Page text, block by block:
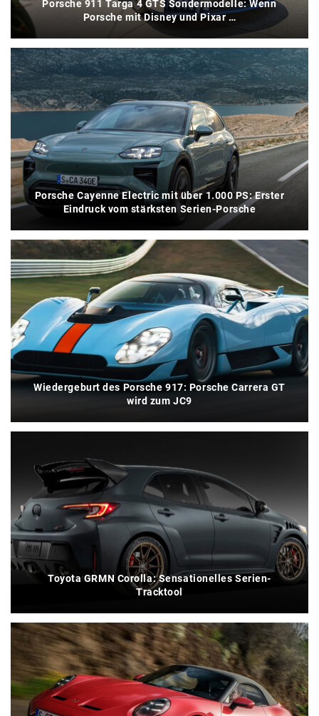
Porsche 911 Targa 4 GTS Sondermodelle: Wenn
Porsche mit Disney und Pixar …
Porsche Cayenne Electric mit über 1.000 PS: Erster
Eindruck vom stärksten Serien-Porsche
Wiedergeburt des Porsche 917: Porsche Carrera GT
wird zum JC9
Toyota GRMN Corolla: Sensationelles Serien-
Tracktool